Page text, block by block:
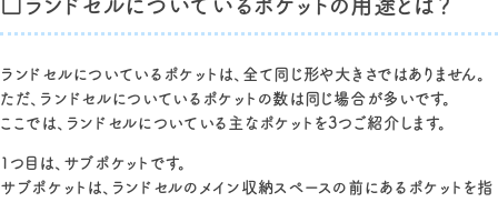
□ランドセルについているポケットの用途とは？
ランドセルについているポケットは、全て同じ形や大きさではありません。
ただ、ランドセルについているポケットの数は同じ場合が多いです。
ここでは、ランドセルについている主なポケットを3つご紹介します。
1つ目は、サブポケットです。
サブポケットは、ランドセルのメイン収納スペースの前にあるポケットを指